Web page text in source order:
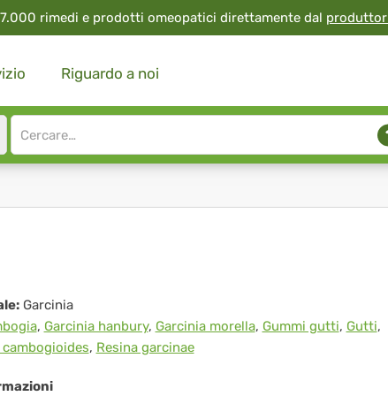
rimedi e prodotti omeopatici direttamente dal produttor
Riguardo a noi
Site
search
Garcinia
, Garcinia hanbury, Garcinia morella, Gummi gutti, Gutti,
, Resina garcinae